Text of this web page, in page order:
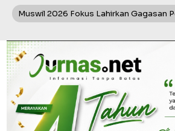
Muswil 2026 Fokus Lahirkan Gagasan